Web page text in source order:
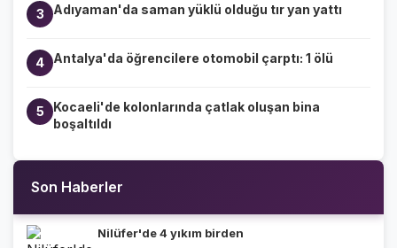
3 Adıyaman'da saman yüklü olduğu tır yan yattı
4 Antalya'da öğrencilere otomobil çarptı: 1 ölü
5
Kocaeli'de kolonlarında çatlak oluşan bina
boşaltıldı
Son Haberler
Nilüfer'de 4 yıkım birden